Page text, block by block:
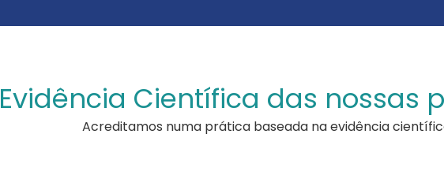
Evidência Científica das nossas
Acreditamos numa prática baseada na evidência